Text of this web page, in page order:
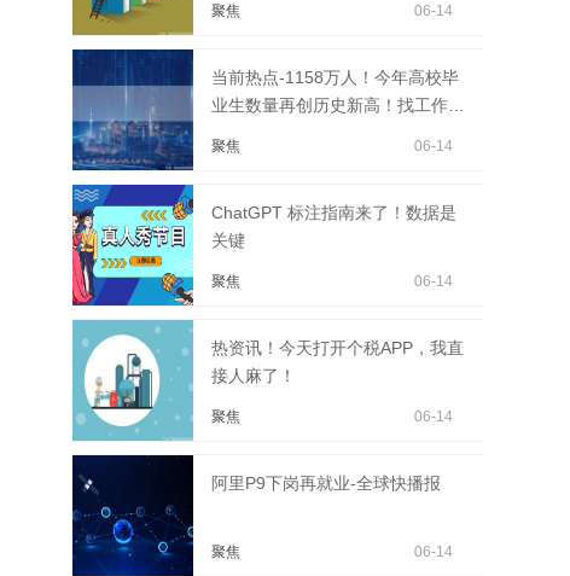
聚焦 06-14
当前热点-1158万人！今年高校毕
业生数量再创历史新高！找工作更
聚焦 06-14
ChatGPT 标注指南来了！数据是
关键
聚焦 06-14
热资讯！今天打开个税APP，我直
接人麻了！
聚焦 06-14
阿里P9下岗再就业-全球快播报
聚焦 06-14